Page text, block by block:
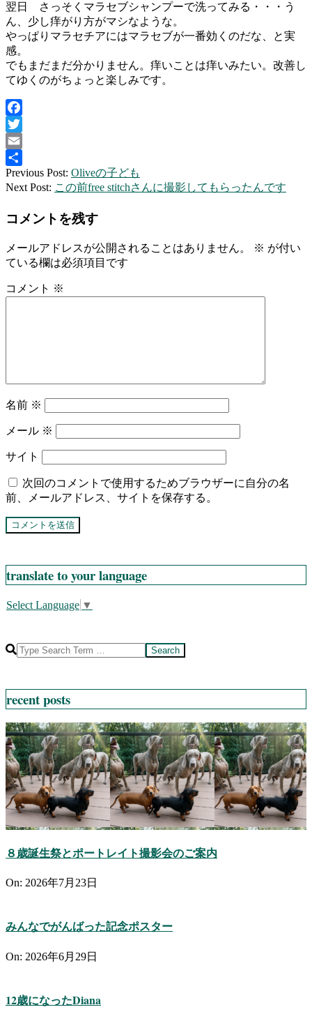
翌日 さっそくマラセブシャンプーで洗ってみる・・・う
ん、少し痒がり方がマシなような。
やっぱりマラセチアにはマラセブが一番効くのだな、と実
感。
でもまだまだ分かりません。痒いことは痒いみたい。改善し
てゆくのがちょっと楽しみです。
Facebook
Twitter
Email
共
有
2013-
09-
Previous Post: Oliveの子ども
Next Post: この前free stitchさんに撮影してもらったんです
コメントを残す
メールアドレスが公開されることはありません。 ※ が付い
ている欄は必須項目です
コメント ※
名前 ※
メール ※
サイト
次回のコメントで使用するためブラウザーに自分の名
前、メールアドレス、サイトを保存する。
translate to your language
Select Language ▼
Search
recent posts
８歳誕生祭とポートレイト撮影会のご案内
On: 2026年7月23日
みんなでがんばった記念ポスター
On: 2026年6月29日
12歳になったDiana